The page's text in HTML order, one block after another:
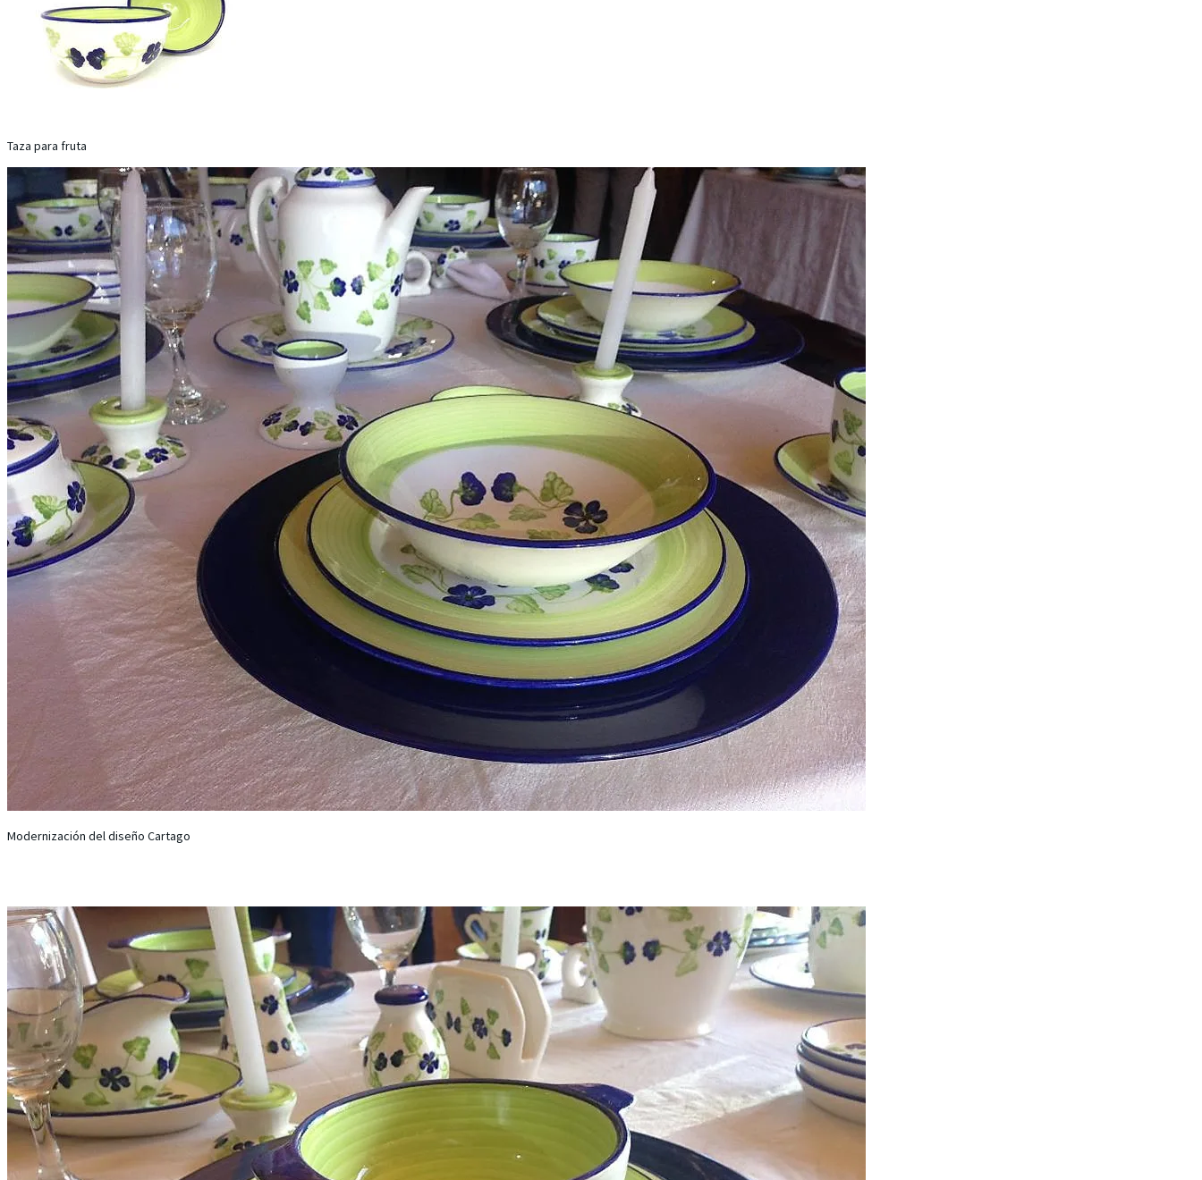
Taza para fruta
Modernización del diseño Cartago